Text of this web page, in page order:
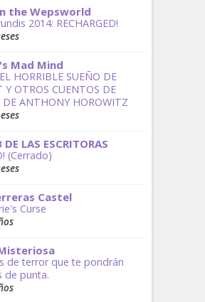
the Wepsworld
2014: RECHARGED!
Mad Mind
HORRIBLE SUEÑO DE
Y OTROS CUENTOS DE
DE ANTHONY HOROWITZ
DE LAS ESCRITORAS
(Cerrado)
Castel
Curse
de terror que te pondrán
de punta.